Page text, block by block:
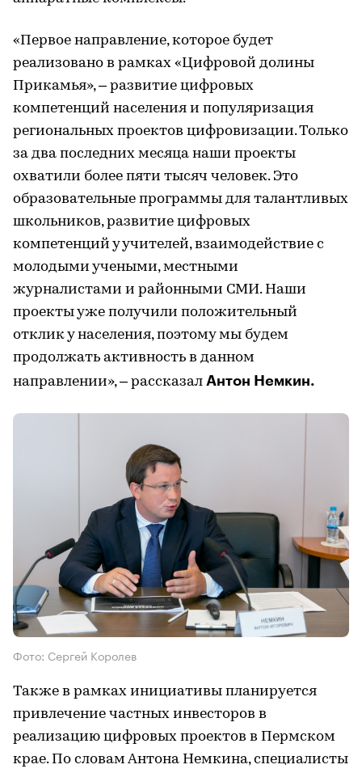
«Первое направление, которое будет
реализовано в рамках «Цифровой долины
Прикамья», – развитие цифровых
компетенций населения и популяризация
региональных проектов цифровизации. Только
за два последних месяца наши проекты
охватили более пяти тысяч человек. Это
образовательные программы для талантливых
школьников, развитие цифровых
компетенций у учителей, взаимодействие с
молодыми учеными, местными
журналистами и районными СМИ. Наши
проекты уже получили положительный
отклик у населения, поэтому мы будем
продолжать активность в данном
направлении», – рассказал Антон Немкин.
Фото: Сергей Королев
Также в рамках инициативы планируется
привлечение частных инвесторов в
реализацию цифровых проектов в Пермском
крае. По словам Антона Немкина, специалисты